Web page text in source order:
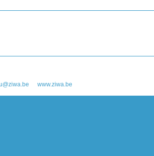
www.ziwa.be